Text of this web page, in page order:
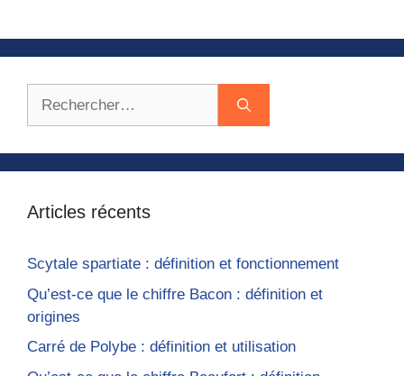
Articles récents
Scytale spartiate : définition et fonctionnement
Qu’est-ce que le chiffre Bacon : définition et
origines
Carré de Polybe : définition et utilisation